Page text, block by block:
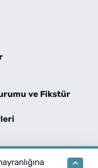
ve Fikstür